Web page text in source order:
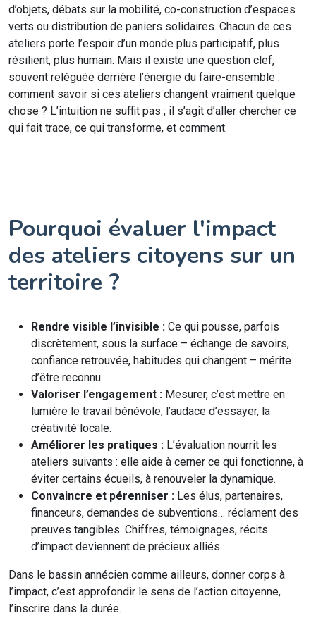
d’objets, débats sur la mobilité, co-construction d’espaces
verts ou distribution de paniers solidaires. Chacun de ces
ateliers porte l’espoir d’un monde plus participatif, plus
résilient, plus humain. Mais il existe une question clef,
souvent reléguée derrière l’énergie du faire-ensemble :
comment savoir si ces ateliers changent vraiment quelque
chose ? L’intuition ne suffit pas ; il s’agit d’aller chercher ce
qui fait trace, ce qui transforme, et comment.
Pourquoi évaluer l'impact
des ateliers citoyens sur un
territoire ?
Rendre visible l’invisible : Ce qui pousse, parfois
discrètement, sous la surface – échange de savoirs,
confiance retrouvée, habitudes qui changent – mérite
d’être reconnu.
Valoriser l’engagement : Mesurer, c’est mettre en
lumière le travail bénévole, l’audace d’essayer, la
créativité locale.
Améliorer les pratiques : L’évaluation nourrit les
ateliers suivants : elle aide à cerner ce qui fonctionne, à
éviter certains écueils, à renouveler la dynamique.
Convaincre et pérenniser : Les élus, partenaires,
financeurs, demandes de subventions… réclament des
preuves tangibles. Chiffres, témoignages, récits
d’impact deviennent de précieux alliés.
Dans le bassin annécien comme ailleurs, donner corps à
l’impact, c’est approfondir le sens de l’action citoyenne,
l’inscrire dans la durée.